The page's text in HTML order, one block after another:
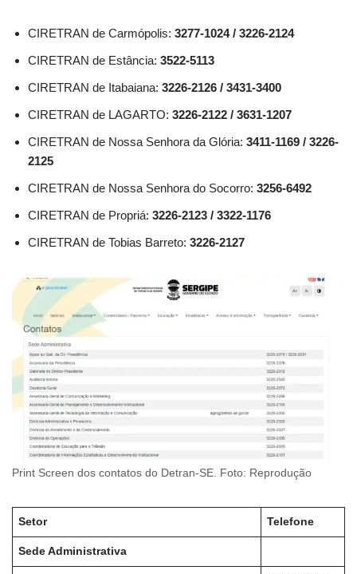
CIRETRAN de Carmópolis: 3277-1024 / 3226-2124
CIRETRAN de Estância: 3522-5113
CIRETRAN de Itabaiana: 3226-2126 / 3431-3400
CIRETRAN de LAGARTO: 3226-2122 / 3631-1207
CIRETRAN de Nossa Senhora da Glória: 3411-1169 / 3226-
2125
CIRETRAN de Nossa Senhora do Socorro: 3256-6492
CIRETRAN de Propriá: 3226-2123 / 3322-1176
CIRETRAN de Tobias Barreto: 3226-2127
Print Screen dos contatos do Detran-SE. Foto: Reprodução
Setor Telefone
Sede Administrativa